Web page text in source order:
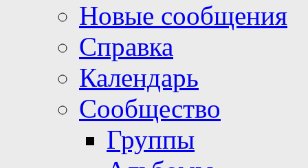
Новые сообщения
Справка
Календарь
Сообщество
Группы